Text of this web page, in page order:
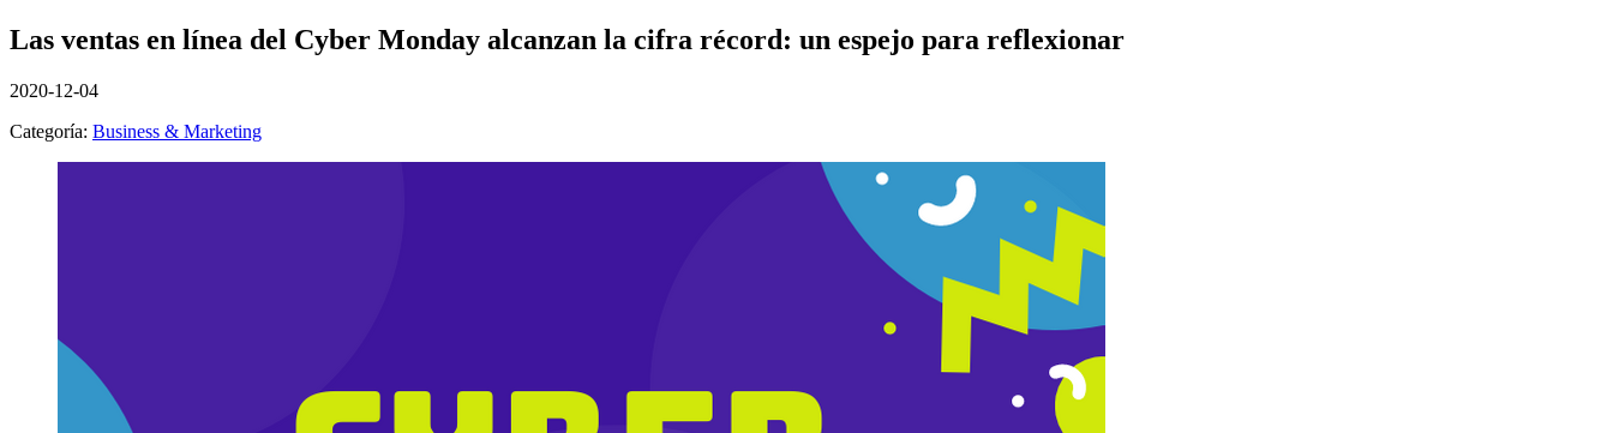
Las ventas en línea del Cyber ​​Monday alcanzan la cifra récord: un espejo para reflexionar
2020-12-04
Categoría: Business & Marketing